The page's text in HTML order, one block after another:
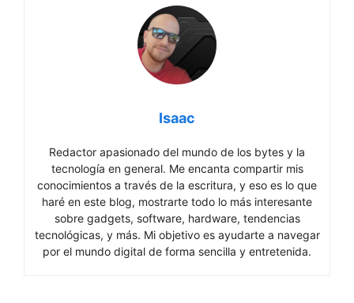
Isaac
Redactor apasionado del mundo de los bytes y la
tecnología en general. Me encanta compartir mis
conocimientos a través de la escritura, y eso es lo que
haré en este blog, mostrarte todo lo más interesante
sobre gadgets, software, hardware, tendencias
tecnológicas, y más. Mi objetivo es ayudarte a navegar
por el mundo digital de forma sencilla y entretenida.